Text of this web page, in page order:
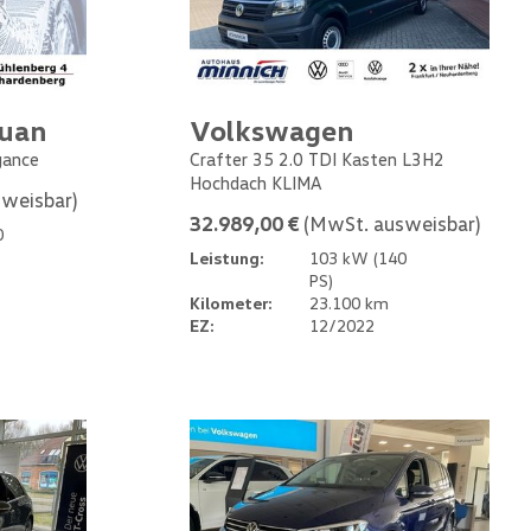
Volkswagen
Crafter 35 2.0 TDI Kasten L3H2
Hochdach KLIMA
32.989,00 € (MwSt. ausweisbar)
Leistung:
103 kW (140
PS)
Kilometer:
23.100 km
EZ:
12/2022